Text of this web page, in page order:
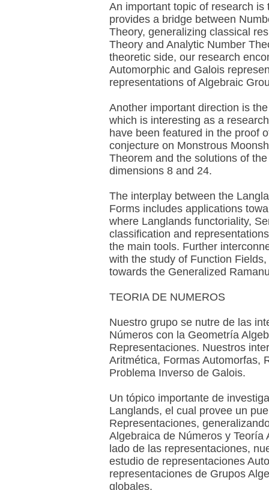
An important topic of research
provides a bridge between
Theory, generalizing classical
Theory and Analytic Number
theoretic side, our research
Automorphic and Galois
representations of Algebraic
Another important direction is
which is interesting as a
have been featured in the proof
conjecture on Monstrous
Theorem and the solutions of
dimensions 8 and 24.
The interplay between the
Forms includes applications
where Langlands functoriality,
classification and
the main tools. Further
with the study of Function
towards the Generalized
TEORIA DE NUMEROS
Nuestro grupo se nutre de las
Números con la Geometría
Representaciones. Nuestros
Aritmética, Formas Automorfas,
Problema Inverso de Galois.
Un tópico importante de
Langlands, el cual provee un
Representaciones,
Algebraica de Números y
lado de las representaciones,
estudio de representaciones
representaciones de Grupos
globales.